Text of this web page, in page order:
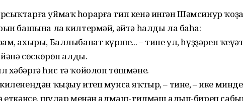
уймаҡ һорарға тип кенә ингән Шәмсинур
башына ла килтермәй, әйтә һалды ла баһа:
ахыры, Баллыбанат күрше... – тине ул, һүҙҙәрен
йәнә сөскөрөп алды.
хәбәргә һис тә ҡойолоп төшмәне.
ҡыҙыу итеп мунса яҡтыр, – тине, – ике
еткәнсе, шулар менән алмаш-тилмәш алып-биреп